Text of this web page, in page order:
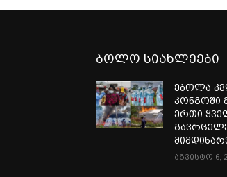
ბოლო სიახლეები
ებოლა
კონგოში
ერთი
აგვისტო 6,